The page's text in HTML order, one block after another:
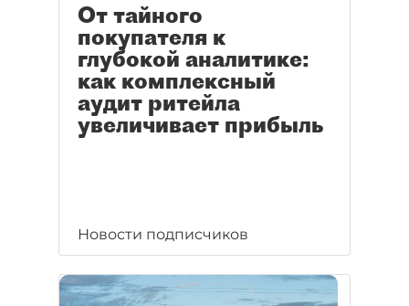
От тайного
покупателя к
глубокой аналитике:
как комплексный
аудит ритейла
увеличивает прибыль
Новости подписчиков